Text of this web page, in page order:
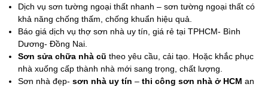
Dịch vụ sơn tường ngoại thất nhanh – sơn tường ngoại thất có
khả năng chống thấm, chống khuẩn hiệu quả.
Báo giá dịch vụ thợ sơn nhà uy tín, giá rẻ tại TPHCM- Bình
Dương- Đồng Nai.
Sơn sửa chữa nhà cũ theo yêu cầu, cải tạo. Hoặc khắc phục
nhà xuống cấp thành nhà mới sang trọng, chất lượng.
Sơn nhà đẹp- sơn nhà uy tín – thi công sơn nhà ở HCM an